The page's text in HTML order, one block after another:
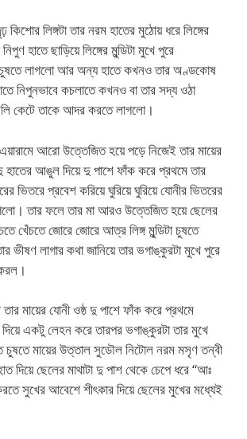
লিঙ্গটা তার নরম হাতের মুঠোয় ধরে লিঙ্গের
হাতে ছাড়িয়ে লিঙ্গের মুন্ডিটা মুখে পুরে
লাগলো আর অন্য হাতে কখনও তার অণ্ডকোষ
নিপুনভাবে কচলাতে কখনও বা তার সদ্য ওঠা
কেটে তাকে আদর করতে লাগলো।
আরো উত্তেজিত হয়ে পড়ে নিজেই তার মায়ের
হাতের আঙুল দিয়ে দু পাশে ফাঁক করে প্রথমে তার
ভিতরে প্রবেশ করিয়ে ঘুরিয়ে ঘুরিয়ে যোনীর ভিতরের
তার ফলে তার মা আরও উত্তেজিত হয়ে ছেলের
খেঁচতে জোরে জোরে আত্র লিঙ্গ মুন্ডিটা চুষতে
ভীষণ লাগার কথা জানিয়ে তার ভগাঙ্কুরটা মুখে পুরে
মায়ের যোনী ওষ্ঠ দু পাশে ফাঁক করে প্রথমে
একটু লেহন করে তারপর ভগাঙ্কুরটা তার মুখে
চুষতে মায়ের উত্তাল সুডৌল নিটোল নরম মসৃণ তন্বী
দিয়ে ছেলের মাথাটা দু পাশ থেকে চেপে ধরে “আঃ
সুখের আবেশে শীৎকার দিয়ে ছেলের মুখের মধ্যেই